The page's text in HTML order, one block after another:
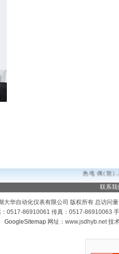
热电偶(阻
联系我
大华自动化仪表有限公司 版权所有 总访问
：0517-86910061 传真：0517-86910063
GoogleSitemap网址：www.jsdhyb.net 技